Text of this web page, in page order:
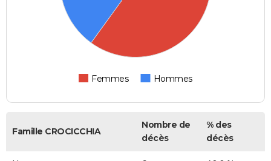
Femmes Hommes
Famille CROCICCHIA
Nombre de
décès
% des
décès